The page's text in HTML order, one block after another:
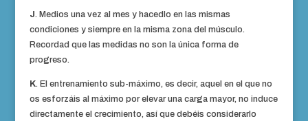
J. Medios una vez al mes y hacedlo en las mismas
condiciones y siempre en la misma zona del músculo.
Recordad que las medidas no son la única forma de
progreso.
K. El entrenamiento sub-máximo, es decir, aquel en el que no
os esforzáis al máximo por elevar una carga mayor, no induce
directamente el crecimiento, así que debéis considerarlo